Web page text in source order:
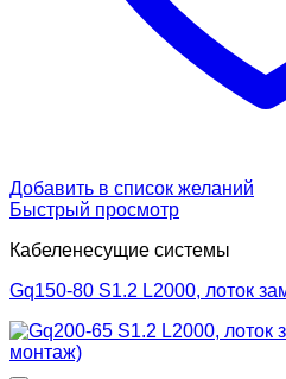
Добавить в список желаний
Быстрый просмотр
Кабеленесущие системы
Gq150-80 S1.2 L2000, лоток